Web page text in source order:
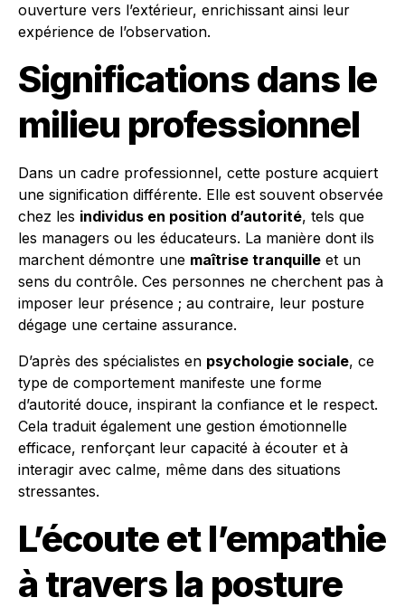
ouverture vers l’extérieur, enrichissant ainsi leur
expérience de l’observation.
Significations dans le
milieu professionnel
Dans un cadre professionnel, cette posture acquiert
une signification différente. Elle est souvent observée
chez les individus en position d’autorité, tels que
les managers ou les éducateurs. La manière dont ils
marchent démontre une maîtrise tranquille et un
sens du contrôle. Ces personnes ne cherchent pas à
imposer leur présence ; au contraire, leur posture
dégage une certaine assurance.
D’après des spécialistes en psychologie sociale, ce
type de comportement manifeste une forme
d’autorité douce, inspirant la confiance et le respect.
Cela traduit également une gestion émotionnelle
efficace, renforçant leur capacité à écouter et à
interagir avec calme, même dans des situations
stressantes.
L’écoute et l’empathie
à travers la posture